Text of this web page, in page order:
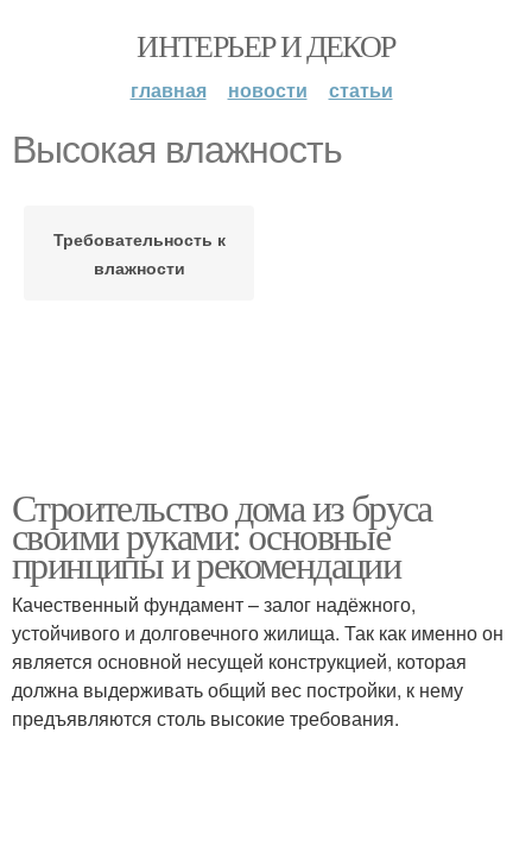
ИНТЕРЬЕР И ДЕКОР
главная новости статьи
Высокая влажность
Требовательность к
влажности
Строительство дома из бруса
своими руками: основные
принципы и рекомендации
Качественный фундамент – залог надёжного,
устойчивого и долговечного жилища. Так как именно он
является основной несущей конструкцией, которая
должна выдерживать общий вес постройки, к нему
предъявляются столь высокие требования.